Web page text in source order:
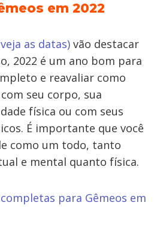
em 2022
as datas) vão destacar
2022 é um ano bom para
e reavaliar como
seu corpo, sua
física ou com seus
É importante que você
como um todo, tanto
e mental quanto física.
para Gêmeos em